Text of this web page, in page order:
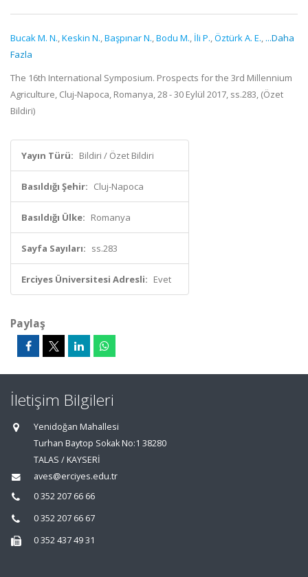
Bucak M. N.,Keskin N.,Başpınar N.,Bodu M., İli P.,Öztürk A. E., ...Daha
Fazla
The 16th International Symposium. Prospects for the 3rd Millennium
Agriculture, Cluj-Napoca, Romanya, 28 - 30 Eylül 2017, ss.283, (Özet
Bildiri)
Yayın Türü: Bildiri / Özet Bildiri
Basıldığı Şehir: Cluj-Napoca
Basıldığı Ülke: Romanya
Sayfa Sayıları: ss.283
Erciyes Üniversitesi Adresli: Evet
Paylaş
İletişim Bilgileri
Yenidoğan Mahallesi
Turhan Baytop Sokak No:1 38280
TALAS / KAYSERİ
aves@erciyes.edu.tr
0 352 207 66 66
0 352 207 66 67
0 352 437 49 31